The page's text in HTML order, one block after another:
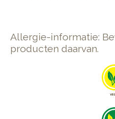
Allergie-informatie:
producten daarvan.